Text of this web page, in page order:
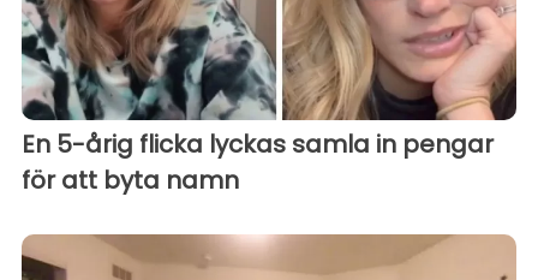
En 5-årig flicka lyckas samla in pengar
för att byta namn